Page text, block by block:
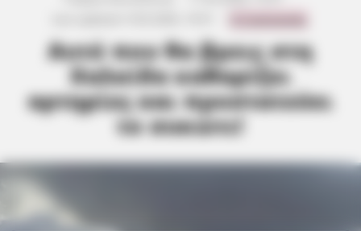
Αυτό που θα βρεις στη
Χαλκίδα καθαρίζει
αρτηρίες και προστατεύει
το συκώτι!